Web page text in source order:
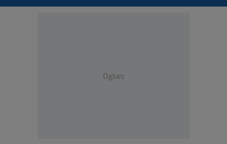
Oglas